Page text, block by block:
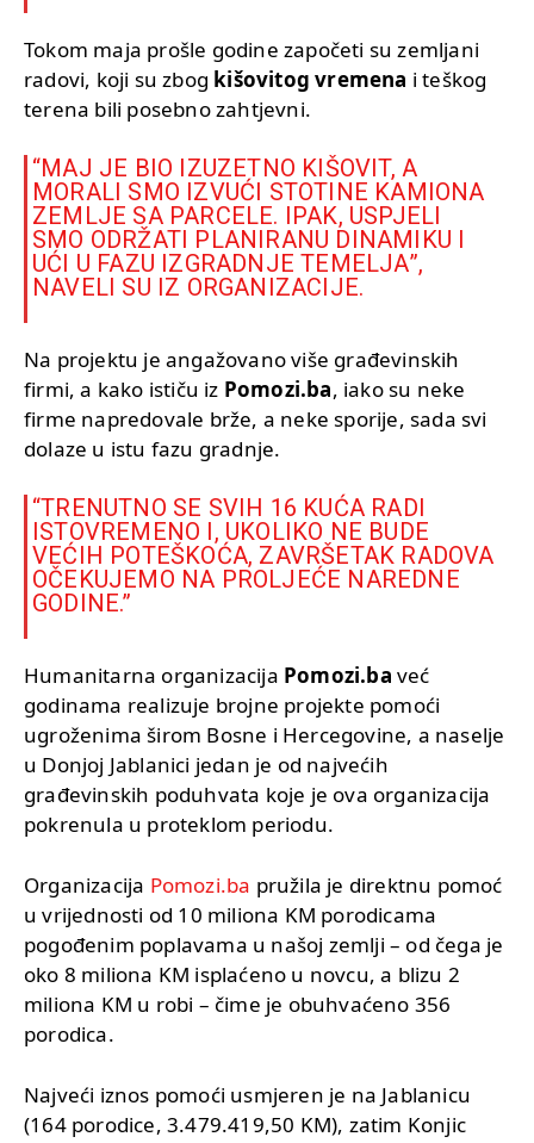
Tokom maja prošle godine započeti su zemljani
radovi, koji su zbog kišovitog vremena i teškog
terena bili posebno zahtjevni.
“MAJ JE BIO IZUZETNO KIŠOVIT, A
MORALI SMO IZVUĆI STOTINE KAMIONA
ZEMLJE SA PARCELE. IPAK, USPJELI
SMO ODRŽATI PLANIRANU DINAMIKU I
UĆI U FAZU IZGRADNJE TEMELJA”,
NAVELI SU IZ ORGANIZACIJE.
Na projektu je angažovano više građevinskih
firmi, a kako ističu iz Pomozi.ba, iako su neke
firme napredovale brže, a neke sporije, sada svi
dolaze u istu fazu gradnje.
“TRENUTNO SE SVIH 16 KUĆA RADI
ISTOVREMENO I, UKOLIKO NE BUDE
VEĆIH POTEŠKOĆA, ZAVRŠETAK RADOVA
OČEKUJEMO NA PROLJEĆE NAREDNE
GODINE.”
Humanitarna organizacija Pomozi.ba već
godinama realizuje brojne projekte pomoći
ugroženima širom Bosne i Hercegovine, a naselje
u Donjoj Jablanici jedan je od najvećih
građevinskih poduhvata koje je ova organizacija
pokrenula u proteklom periodu.
Organizacija Pomozi.ba pružila je direktnu pomoć
u vrijednosti od 10 miliona KM porodicama
pogođenim poplavama u našoj zemlji – od čega je
oko 8 miliona KM isplaćeno u novcu, a blizu 2
miliona KM u robi – čime je obuhvaćeno 356
porodica.
Najveći iznos pomoći usmjeren je na Jablanicu
(164 porodice, 3.479.419,50 KM), zatim Konjic